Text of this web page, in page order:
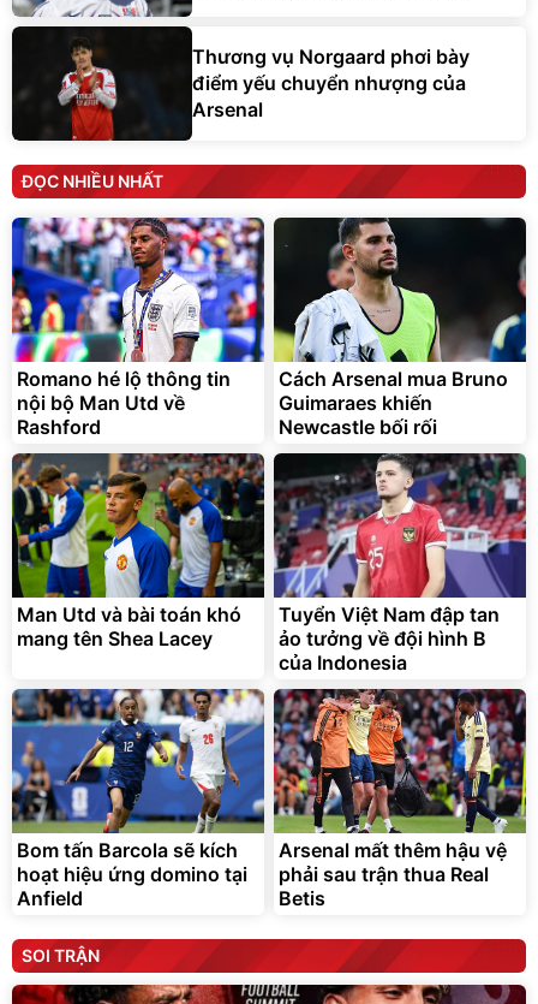
Thương vụ Norgaard phơi bày
điểm yếu chuyển nhượng của
Arsenal
ĐỌC NHIỀU NHẤT
Romano hé lộ thông tin
nội bộ Man Utd về
Rashford
Cách Arsenal mua Bruno
Guimaraes khiến
Newcastle bối rối
Man Utd và bài toán khó
mang tên Shea Lacey
Tuyển Việt Nam đập tan
ảo tưởng về đội hình B
của Indonesia
Bom tấn Barcola sẽ kích
hoạt hiệu ứng domino tại
Anfield
Arsenal mất thêm hậu vệ
phải sau trận thua Real
Betis
SOI TRẬN